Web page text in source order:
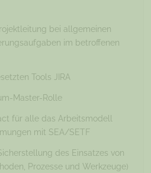
bei allgemeinen
im betroffenen
Tools JIRA
Master-Rolle
für alle das Arbeitsmodell
mit SEA/SETF
des Einsatzes von
Prozesse und Werkzeuge)